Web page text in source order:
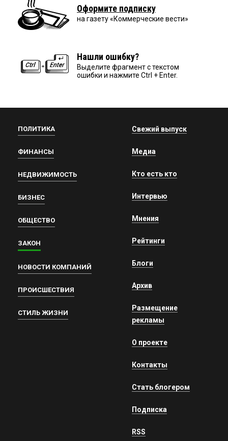
Оформите подписку
на газету «Коммерческие вести»
Нашли ошибку?
Выделите фрагмент с текстом
ошибки и нажмите Ctrl + Enter.
ПОЛИТИКА
ФИНАНСЫ
НЕДВИЖИМОСТЬ
БИЗНЕС
ОБЩЕСТВО
ЗАКОН
НОВОСТИ КОМПАНИЙ
ПРОИСШЕСТВИЯ
СТИЛЬ ЖИЗНИ
Свежий выпуск
Медиа
Кто есть кто
Интервью
Мнения
Рейтинги
Блоги
Архив
Размещение
рекламы
О проекте
Контакты
Стать блогером
Подписка
RSS